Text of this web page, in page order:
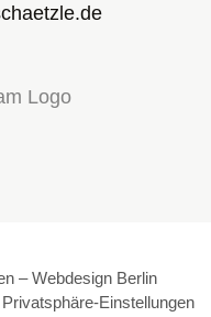
–Webdesign Berlin
Privatsphäre-Einstellungen